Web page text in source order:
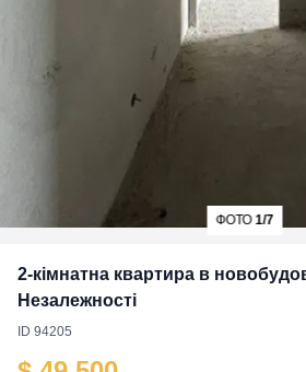
ФОТО1/7
2-кімнатна квартира в
Незалежності
ID 94205